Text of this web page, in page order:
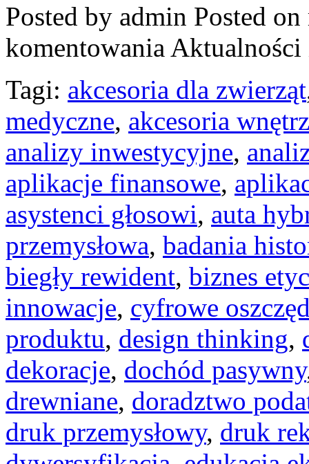
Posted by admin Posted
komentowania Aktualności
Tagi: akcesoria dla zwierząt
medyczne, akcesoria
analizy inwestycyjne,
aplikacje finansowe,
asystenci głosowi, auta
przemysłowa, badania
biegły rewident, biznes
innowacje, cyfrowe
produktu, design thinking,
dekoracje, dochód pasywny
drewniane, doradztwo
druk przemysłowy, druk